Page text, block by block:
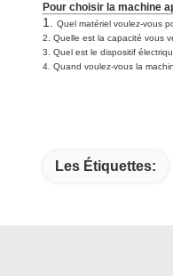
Pour choisir la machine
1.
Quel matériel voulez-vous
2. Quelle est la capacité vous
3. Quel est le dispositif
4. Quand voulez-vous la
Les Étiquettes: